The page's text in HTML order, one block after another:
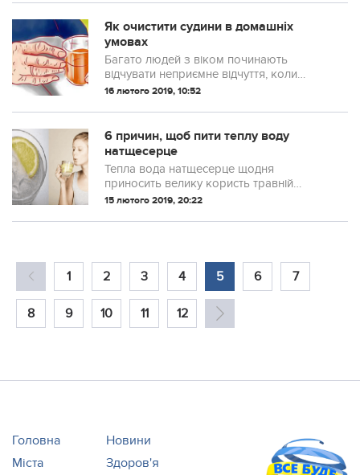
робити? Часом люди не можуть
позбутися такого симптому досить
довгий час. Але ми пропонуємо вам
засіб,...
Як очистити судини в домашніх
умовах
Багато людей з віком починають
відчувати неприємне відчуття, коли
ночами німіють пальці рук і ні
16 лютого 2019, 10:52
6 причин, щоб пити теплу воду
натщесерце
Тепла вода натщесерце щодня
приносить велику користь травній
системі і стимулює виведення токсичних
систему.
15 лютого 2019, 20:22
1 2 3 4 5 6 7
8 9 10 11 12
Головна
Новини
Міста
Здоров'я